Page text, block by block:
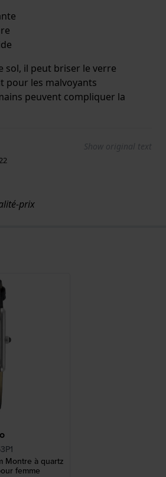
sol, il peut briser le verre
pour les malvoyants
peuvent compliquer la
Show original text
prix
Montre à quartz
femme